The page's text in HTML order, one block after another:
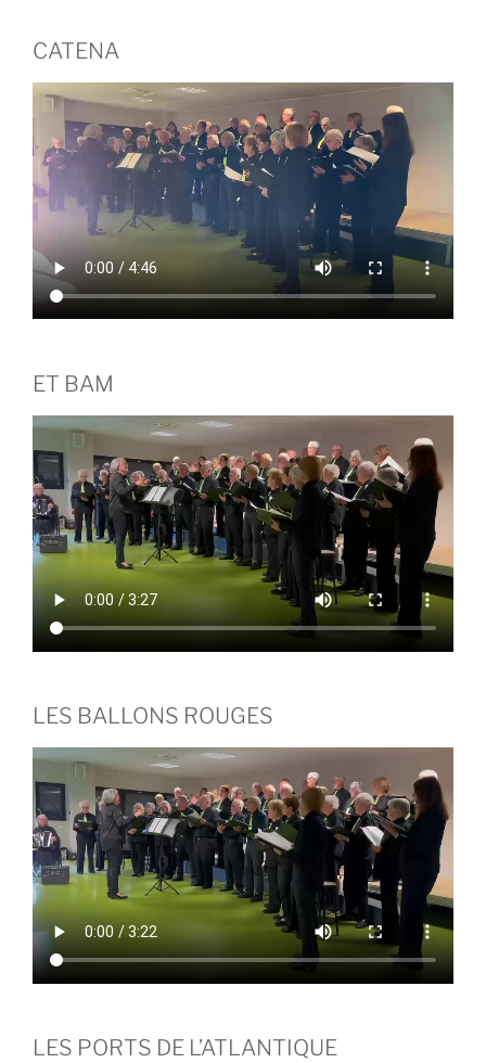
CATENA
ET BAM
LES BALLONS ROUGES
LES PORTS DE L’ATLANTIQUE